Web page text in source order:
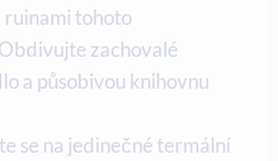
ruinami tohoto
zachovalé
a působivou knihovnu
se na jedinečné termální